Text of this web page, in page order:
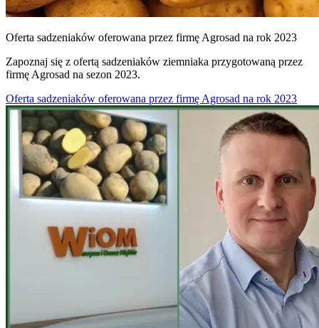
Oferta sadzeniaków oferowana przez firmę Agrosad na rok 2023
Zapoznaj się z ofertą sadzeniaków ziemniaka przygotowaną przez
firmę Agrosad na sezon 2023.
Oferta sadzeniaków oferowana przez firmę Agrosad na rok 2023